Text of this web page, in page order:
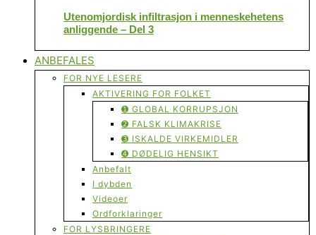
Utenomjordisk infiltrasjon i menneskehetens
anliggende – Del 3
ANBEFALES
FOR NYE LESERE
AKTIVERING FOR FOLKET
➊ GLOBAL KORRUPSJON
➋ FALSK KLIMAKRISE
➌ ISKALDE VIRKEMIDLER
➍ DØDELIG HENSIKT
Anbefalt
I dybden
Videoer
Ordforklaringer
FOR LYSBRINGERE